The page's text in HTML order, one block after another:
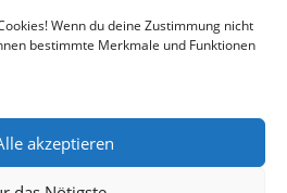
Wenn du deine Zustimmung nicht
bestimmte Merkmale und Funktionen
akzeptieren
Great Again Pet - Bestickte